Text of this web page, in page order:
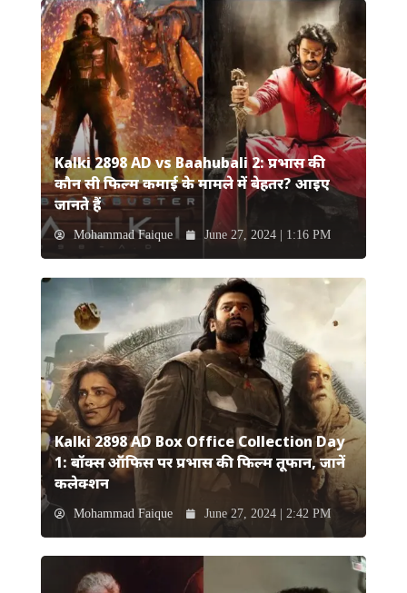
Kalki 2898 AD vs Baahubali 2: प्रभास की
कौन सी फिल्म कमाई के मामले में बेहतर? आइए
जानते हैं
Mohammad Faique June 27, 2024 | 1:16 PM
Kalki 2898 AD Box Office Collection Day
1: बॉक्स ऑफिस पर प्रभास की फिल्म तूफान, जानें
कलेक्शन
Mohammad Faique June 27, 2024 | 2:42 PM